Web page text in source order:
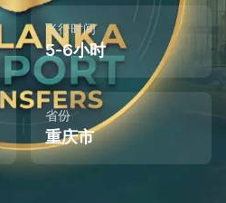
飞行时间
5-6小时
省份
重庆市